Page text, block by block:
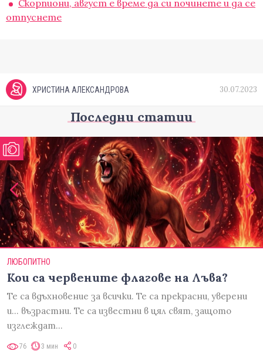
Скорпиони, август е време да си починете и да се
отпуснете
ХРИСТИНА АЛЕКСАНДРОВА 30.07.2023
Последни статии
ЛЮБОПИТНО
Кои са червените флагове на Лъва?
Те са вдъхновение за всички. Те са прекрасни, уверени
и... възрастни. Те са известни в цял свят, защото
изглеждат…
76 3 мин 0